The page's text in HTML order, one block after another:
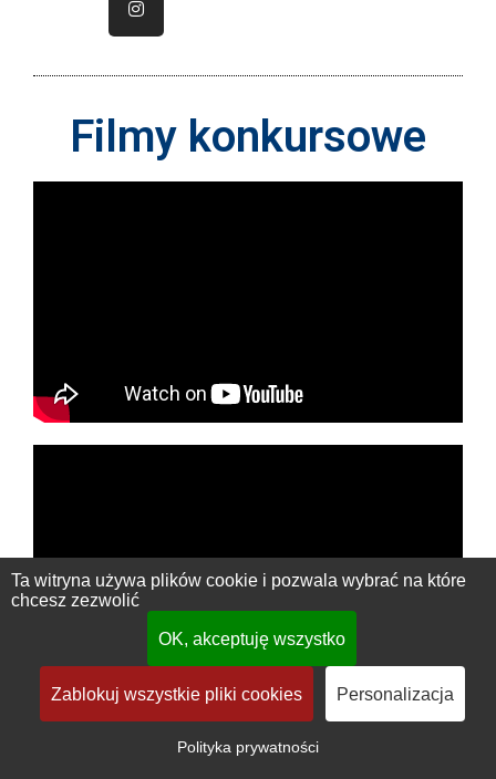
Filmy konkursowe
Ta witryna używa plików cookie i pozwala wybrać na które
chcesz zezwolić
OK, akceptuję wszystko
Zablokuj wszystkie pliki cookies Personalizacja
Polityka prywatności